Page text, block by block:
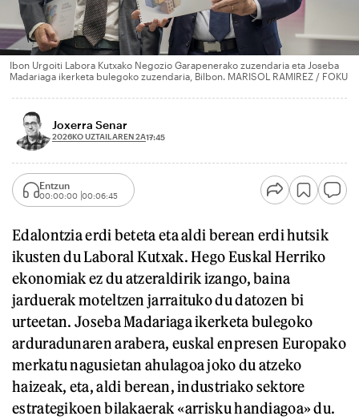
Ibon Urgoiti Labora Kutxako Negozio Garapenerako zuzendaria eta Joseba
Madariaga ikerketa bulegoko zuzendaria, Bilbon. MARISOL RAMIREZ / FOKU
Joxerra Senar
2026KO UZTAILAREN 2A17:45
Entzun
00:00:00 00:06:45
Edalontzia erdi beteta eta aldi berean erdi hutsik
ikusten du Laboral Kutxak. Hego Euskal Herriko
ekonomiak ez du atzeraldirik izango, baina
jarduerak moteltzen jarraituko du datozen bi
urteetan. Joseba Madariaga ikerketa bulegoko
arduradunaren arabera, euskal enpresen Europako
merkatu nagusietan ahulagoa joko du atzeko
haizeak, eta, aldi berean, industriako sektore
estrategikoen bilakaerak «arrisku handiagoa» du.